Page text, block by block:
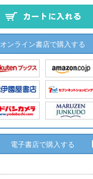
オンライン書店で購入する
電子書店で購入する